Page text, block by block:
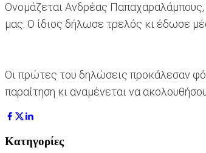
Ονομάζεται Ανδρέας Παπαχαραλάμπους,
μας. Ο ίδιος δήλωσε τρελός κι έδωσε
Οι πρώτες του δηλώσεις προκάλεσαν
παραίτηση κι αναμένεται να
Κατηγορίες